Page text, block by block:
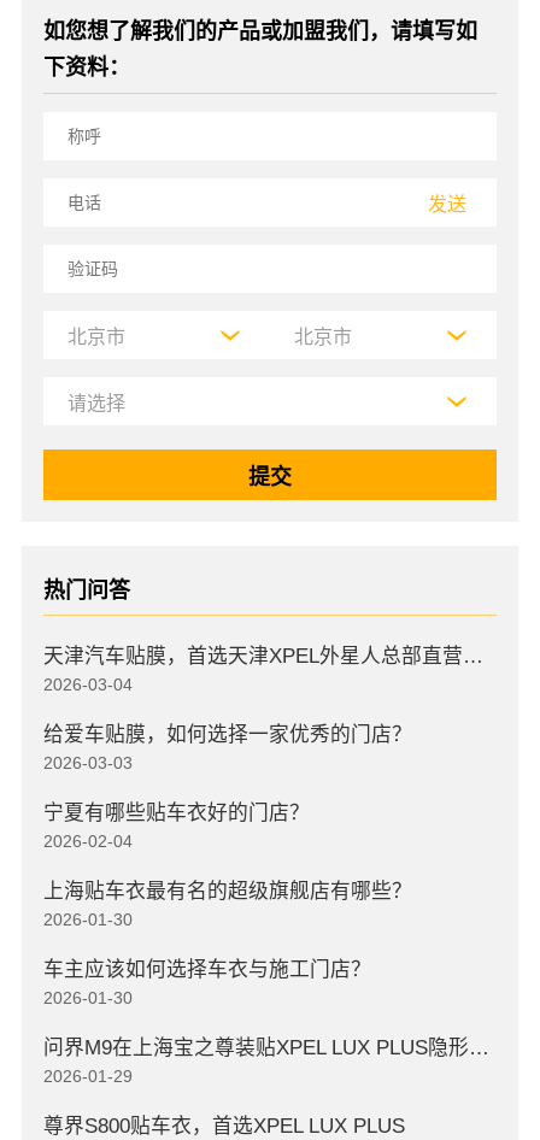
如您想了解我们的产品或加盟我们，请填写如
下资料：
发送
热门问答
天津汽车贴膜，首选天津XPEL外星人总部直营店，高口碑店
2026-03-04
给爱车贴膜，如何选择一家优秀的门店？
2026-03-03
宁夏有哪些贴车衣好的门店？
2026-02-04
上海贴车衣最有名的超级旗舰店有哪些？
2026-01-30
车主应该如何选择车衣与施工门店？
2026-01-30
问界M9在上海宝之尊装贴XPEL LUX PLUS隐形车衣
2026-01-29
尊界S800贴车衣，首选XPEL LUX PLUS